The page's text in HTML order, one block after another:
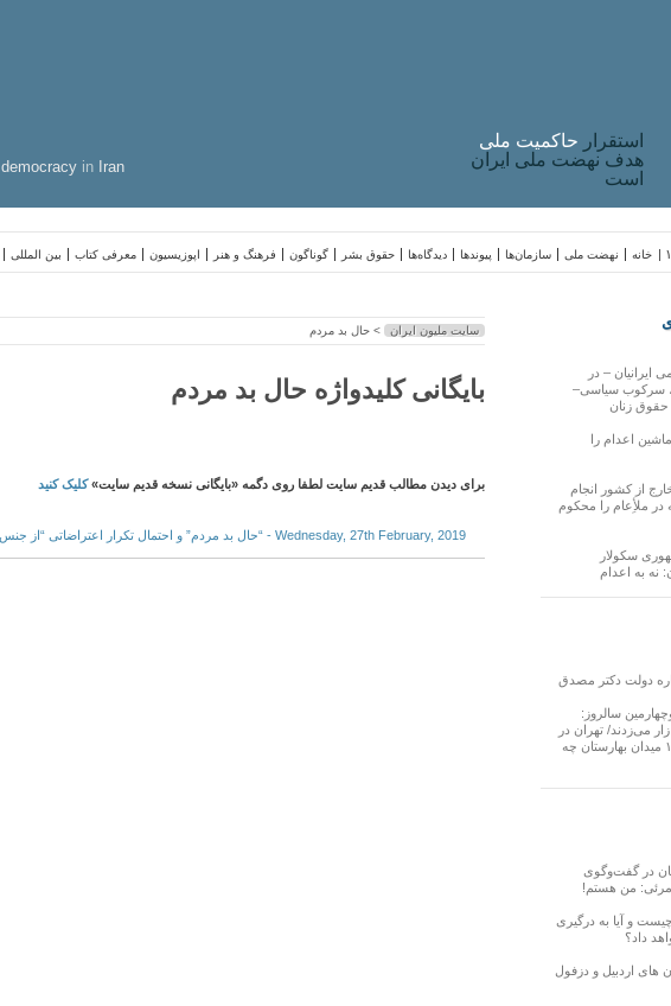
democracy in Iran
استقرار حاکميت ملی
هدف نهضت ملی ایران
است
بین المللی معرفی کتاب اپوزیسیون فرهنگ و هنر گوناگون حقوق بشر دیدگاه‌ها پیوندها سازمان‌ها نهضت ملی خانه
سایت ملیون ایران > حال بد مردم
بایگانی کلیدواژه حال بد مردم
برای دیدن مطالب قدیم سایت لطفا روی دگمه «بایگانی نسخه قدیم سایت»کلیک کنید
Wednesday, 27th February, 2019 - “حال بد مردم” و احتمال تکرار اعتراضاتی “از جنس دی‌ماه ۹۶”
ایرانیان – در
سرکوب سیاسی–
حقوق زنان
اعدام را
از کشور انجام
در ملأِعام را محکوم
سکولار
نه به اعدام
دولت دکتر مصدق
سالروز:
می‌زدند/ تهران در
آتش؛ ۳۰ تیر ۱۳۳۱ میدان بهارستان چه
در گفت‌و‌گوی
من هستم!
و آیا به درگیری
داد؟
های اردبیل و دزفول